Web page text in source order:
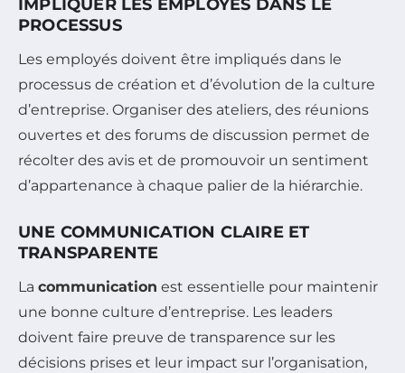
IMPLIQUER LES EMPLOYÉS DANS LE
PROCESSUS
Les employés doivent être impliqués dans le
processus de création et d’évolution de la culture
d’entreprise. Organiser des ateliers, des réunions
ouvertes et des forums de discussion permet de
récolter des avis et de promouvoir un sentiment
d’appartenance à chaque palier de la hiérarchie.
UNE COMMUNICATION CLAIRE ET
TRANSPARENTE
La communication est essentielle pour maintenir
une bonne culture d’entreprise. Les leaders
doivent faire preuve de transparence sur les
décisions prises et leur impact sur l’organisation,